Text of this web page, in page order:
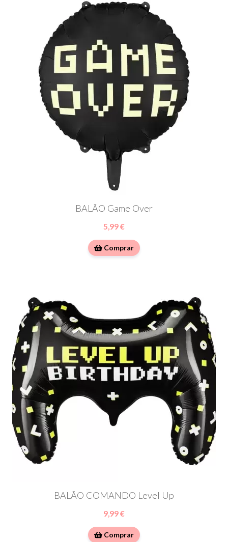
BALÃO Game Over
5,99 €
Comprar
BALÃO COMANDO Level Up
9,99 €
Comprar